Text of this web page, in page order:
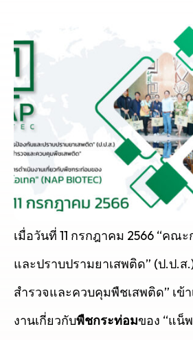
เมื่อวันที่ 11 กรกฎาคม 2566 “คณ
และปราบปรามยาเสพติด” (ป.ป.ส
สำรวจและควบคุมพืชเสพติด” เข้
งานเกี่ยวกับพืชกระท่อมของ “แน็